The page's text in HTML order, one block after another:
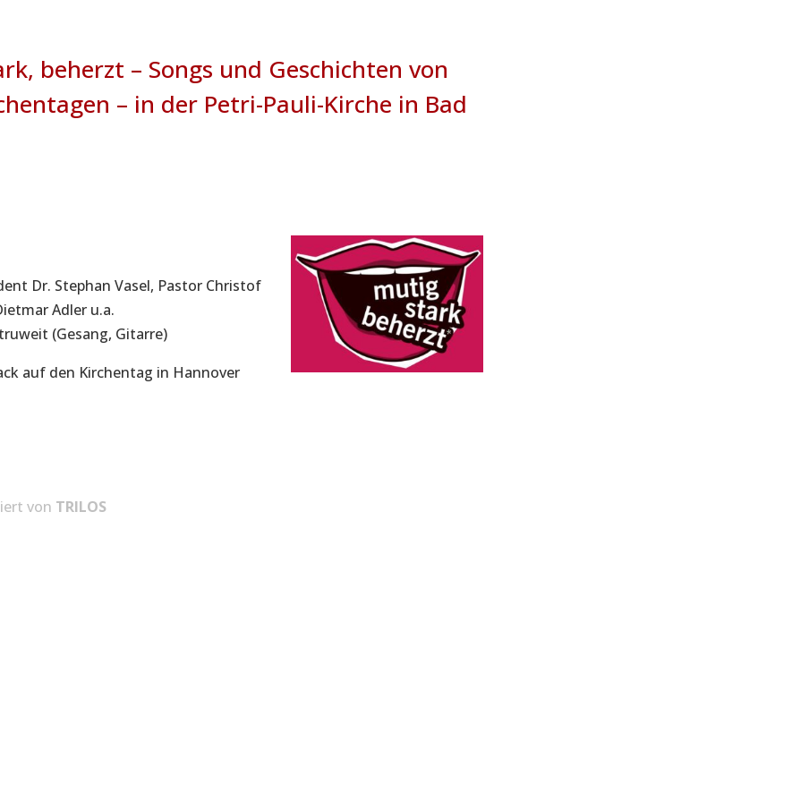
beherzt – Songs und Geschichten von
– in der Petri-Pauli-Kirche in Bad
Dr. Stephan Vasel, Pastor Christof
Adler u.a.
(Gesang, Gitarre)
auf den Kirchentag in Hannover
von TRILOS